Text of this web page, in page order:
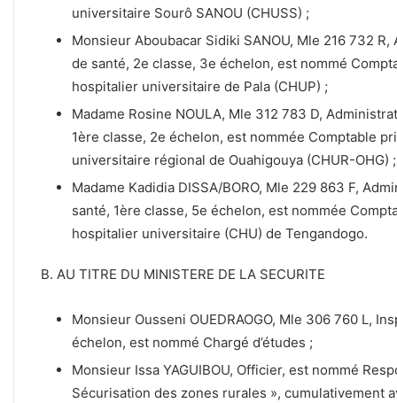
universitaire Sourô SANOU (CHUSS) ;
Monsieur Aboubacar Sidiki SANOU, Mle 216 732
de santé, 2e classe, 3e échelon, est nommé
hospitalier universitaire de Pala (CHUP) ;
Madame Rosine NOULA, Mle 312 783 D,
1ère classe, 2e échelon, est nommée Comptable
universitaire régional de Ouahigouya (CHUR-OHG) ;
Madame Kadidia DISSA/BORO, Mle 229 863 F,
santé, 1ère classe, 5e échelon, est nommée
hospitalier universitaire (CHU) de Tengandogo.
B. AU TITRE DU MINISTERE DE LA SECURITE
Monsieur Ousseni OUEDRAOGO, Mle 306 760 L,
échelon, est nommé Chargé d’études ;
Monsieur Issa YAGUIBOU, Officier, est nommé
Sécurisation des zones rurales », cumulativement